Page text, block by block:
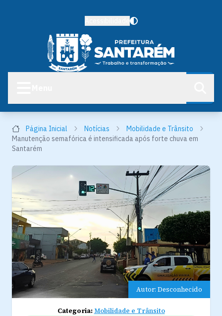
Página Inicial Notícias
Mobilidade e Trânsito
Manutenção semafórica é intensificada após forte chuva em
Santarém
Autor: Desconhecido
Categoria:Mobilidade e Trânsito